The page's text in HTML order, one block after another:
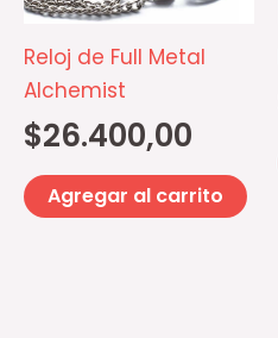
Reloj de Full Metal
Alchemist
$26.400,00
Agregar al carrito